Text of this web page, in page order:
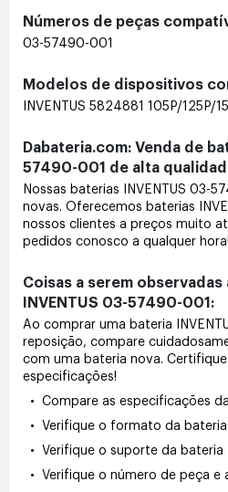
Números de peças
03-57490-001
Modelos de dispositivos
INVENTUS 5824881 105P/125P/
Dabateria.com: Venda de
57490-001 de alta
Nossas baterias INVENTUS 03-
novas. Oferecemos baterias
nossos clientes a preços muito
pedidos conosco a qualquer hora!
Coisas a serem
INVENTUS 03-57490-001:
Ao comprar uma bateria
reposição, compare
com uma bateria nova.
especificações!
• Compare as especificações
• Verifique o formato da bateria
• Verifique o suporte da bateria
• Verifique o número de peça e